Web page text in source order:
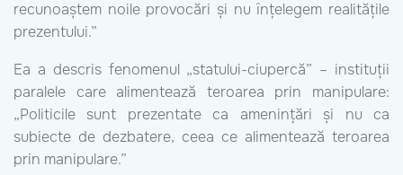
recunoaștem noile provocări și nu înțelegem realitățile
prezentului.”
Ea a descris fenomenul „statului-ciupercă” – instituții
paralele care alimentează teroarea prin manipulare:
„Politicile sunt prezentate ca amenințări și nu ca
subiecte de dezbatere, ceea ce alimentează teroarea
prin manipulare.”